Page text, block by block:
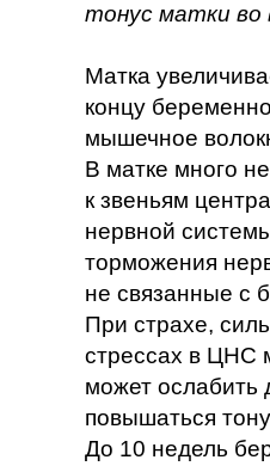
тонус матки во
Матка
концу
мышечное
В матке много
к звеньям
нервной
торможения
не связанные с
При страхе,
стрессах в ЦНС
может ослабить
повышаться
До 10 недель